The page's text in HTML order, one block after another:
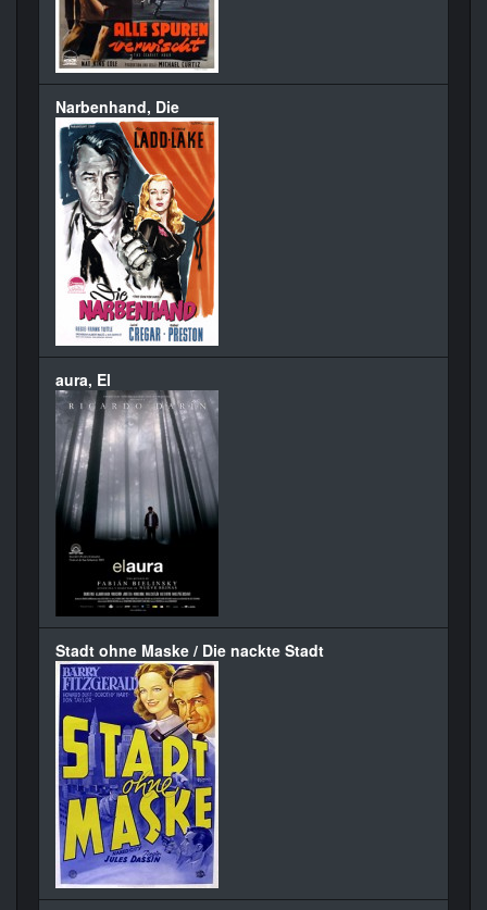
Narbenhand, Die
aura, El
Stadt ohne Maske / Die nackte Stadt